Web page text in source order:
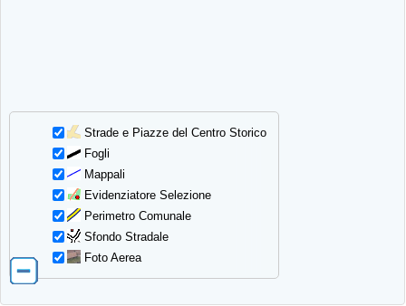
Strade e Piazze del Centro Storico
Fogli
Mappali
Evidenziatore Selezione
Perimetro Comunale
Sfondo Stradale
Foto Aerea